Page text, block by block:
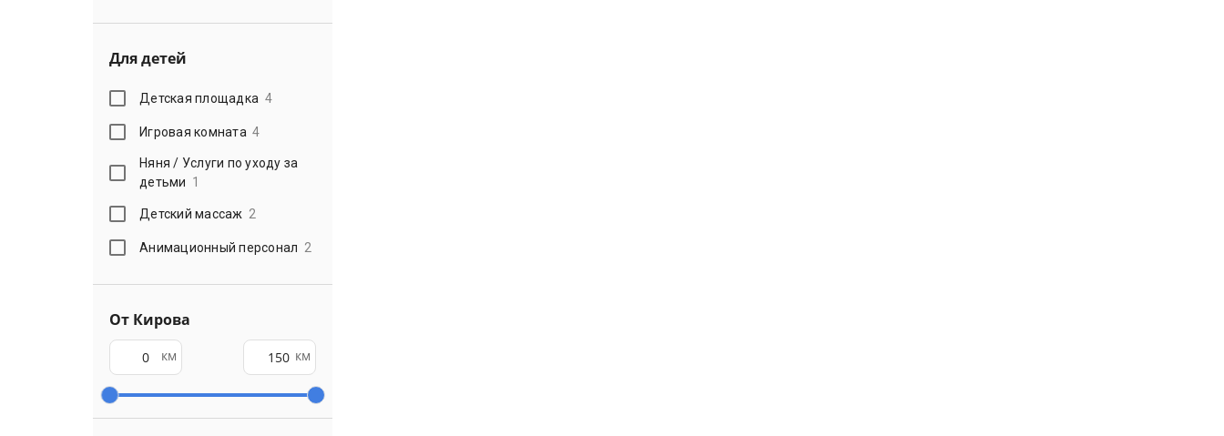
Для детей
Детская площадка 4
Игровая комната 4
Няня / Услуги по уходу за
детьми 1
Детский массаж 2
Анимационный персонал 2
От Кирова
км км